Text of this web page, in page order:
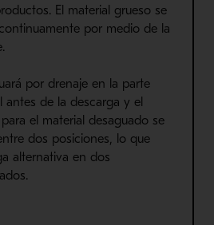
El material grueso se
por medio de la
por drenaje en la parte
antes de la descarga y el
el material desaguado se
dos posiciones, lo que
alternativa en dos